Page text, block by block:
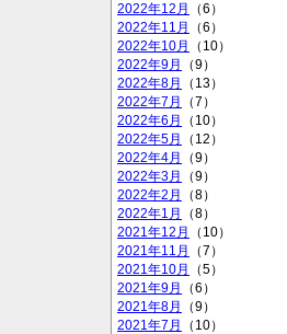
2022年12月
（6）
2022年11月
（6）
2022年10月
（10）
2022年9月
（9）
2022年8月
（13）
2022年7月
（7）
2022年6月
（10）
2022年5月
（12）
2022年4月
（9）
2022年3月
（9）
2022年2月
（8）
2022年1月
（8）
2021年12月
（10）
2021年11月
（7）
2021年10月
（5）
2021年9月
（6）
2021年8月
（9）
2021年7月
（10）